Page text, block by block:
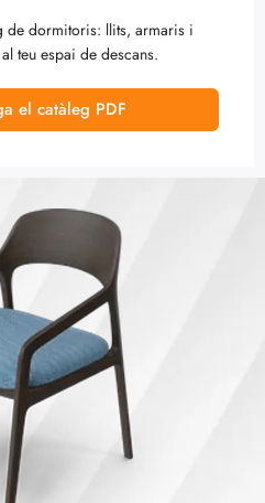
de dormitoris: llits, armaris i
teu espai de descans.
el catàleg PDF